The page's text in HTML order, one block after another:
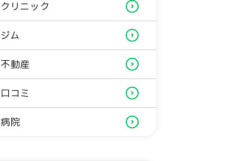
クリニック
ジム
不動産
口コミ
病院